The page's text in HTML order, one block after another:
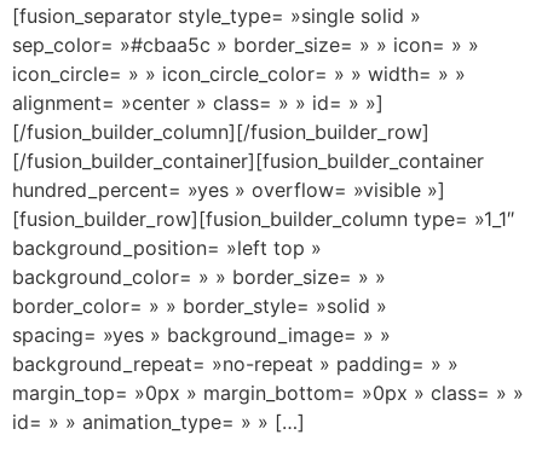
[fusion_separator style_type= »single solid »
sep_color= »#cbaa5c » border_size= » » icon= » »
icon_circle= » » icon_circle_color= » » width= » »
alignment= »center » class= » » id= » »]
[/fusion_builder_column][/fusion_builder_row]
[/fusion_builder_container][fusion_builder_container
hundred_percent= »yes » overflow= »visible »]
[fusion_builder_row][fusion_builder_column type= »1_1″
background_position= »left top »
background_color= » » border_size= » »
border_color= » » border_style= »solid »
spacing= »yes » background_image= » »
background_repeat= »no-repeat » padding= » »
margin_top= »0px » margin_bottom= »0px » class= » »
id= » » animation_type= » » […]